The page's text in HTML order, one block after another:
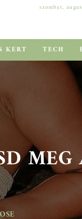
szombat,
KERT TECH
MEG